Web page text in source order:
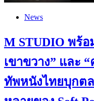
News
M STUDIO พร้อ
เขาขวาง” และ
ทัพหนังไทยบุกต